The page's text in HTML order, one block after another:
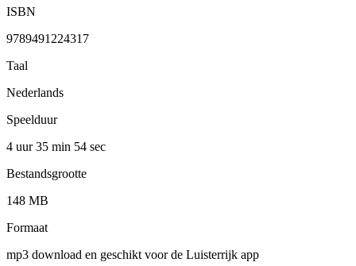
ISBN
9789491224317
Taal
Nederlands
Speelduur
4 uur 35 min 54 sec
Bestandsgrootte
148 MB
Formaat
mp3 download en geschikt voor de Luisterrijk app